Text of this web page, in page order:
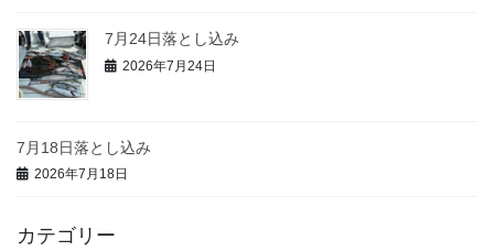
7月24日落とし込み
2026年7月24日
7月18日落とし込み
2026年7月18日
カテゴリー